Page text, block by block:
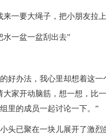
一要大绳子，把小朋友拉
一盆一盆刮出去”
办法，我心里却想着这一
大家开动脑筋，想一想，比
里的成员一起讨论一下。”
已聚在一块儿展开了激烈